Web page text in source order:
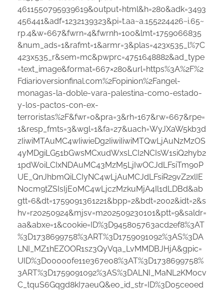
4611550795939619&output=html&h=280&adk=3493
456441&adf=1232139323&pi=t.aa~a.155224426~i.65~
rp.4&w=667&fwrn=4&fwrnh=100&lmt=1759066835
&num_ads=1&rafmt=1&armr=3&plas=423x535_l%7C
423x535_r&sem=mc&pwprc=4751648882&ad_type
=text_image&format=667×280&url=https%3A%2F%2
Fdiarioversionfinal.com%2Fopinion%2Fangel-
monagas-la-doble-vara-palestina-como-estado-
y-los-pactos-con-ex-
terroristas%2F&fwr=0&pra=3&rh=167&rw=667&rpe=
1&resp_fmts=3&wgl=1&fa=27&uach=WyJXaW5kb3d
zIiwiMTAuMC4wIiwieDg2IiwiIiwiMTQwLjAuNzMzOS
4yMDgiLG51bGwsMCxudWxsLCI2NCIsW1siQ2hyb2
1pdW0iLCIxNDAuMC43MzM5LjIwOCJdLFsiTm90P
UE_QnJhbmQiLCIyNC4wLjAuMCJdLFsiR29vZ2xlIE
Nocm9tZSIsIjE0MC4wLjczMzkuMjA4Il1dLDBd&ab
gtt=6&dt=1759091361221&bpp=2&bdt=2002&idt=2&s
hv=r20250924&mjsv=m202509230101&ptt=9&saldr=
aa&abxe=1&cookie=ID%3D945805763acd2ef8%3AT
%3D1738699758%3ART%3D1759091092%3AS%3DA
LNI_MZ1hEZOOR1sz3QyVqa_LvMMDBJHjA&gpic=
UID%3D00000fe11e367e08%3AT%3D1738699758%
3ART%3D1759091092%3AS%3DALNI_MaNL2KMocv
C_tquS6Gqgd8kI7aeuQ&eo_id_str=ID%3D05ce0ed